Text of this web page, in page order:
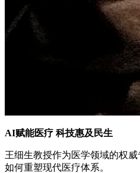
AI赋能医疗 科技惠及民生
王细生教授作为医学领域的权
如何重塑现代医疗体系。